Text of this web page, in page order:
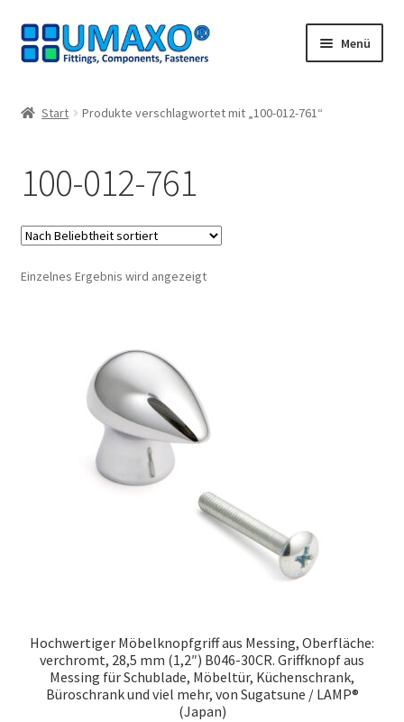
Zur
Navigation
Zum
Inhalt
Menü
Datenschutz
Impressum
Kasse
Mein Konto
Unsere Partner
Start Produkte verschlagwortet mit „100-012-761“
100-012-761
Einzelnes Ergebnis wird angezeigt
Hochwertiger Möbelknopfgriff aus Messing, Oberfläche:
verchromt, 28,5 mm (1,2″) B046-30CR. Griffknopf aus
Messing für Schublade, Möbeltür, Küchenschrank,
Büroschrank und viel mehr, von Sugatsune / LAMP®
(Japan)